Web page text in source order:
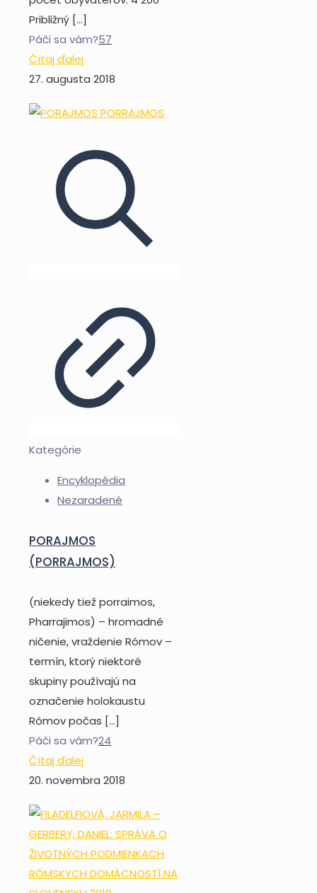
Približný […]
Páči sa vám?57
Čítaj ďalej
27. augusta 2018
Kategórie
Encyklopédia
Nezaradené
PORAJMOS
(PORRAJMOS)
(niekedy tiež porraimos,
Pharrajimos) – hromadné
ničenie, vraždenie Rómov –
termín, ktorý niektoré
skupiny používajú na
označenie holokaustu
Rómov počas […]
Páči sa vám?24
Čítaj ďalej
20. novembra 2018